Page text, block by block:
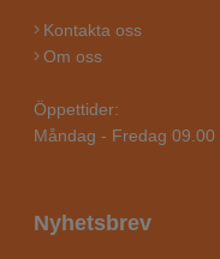
Kontakta oss
Om oss
Öppettider:
Måndag - Fredag 09.00
Nyhetsbrev